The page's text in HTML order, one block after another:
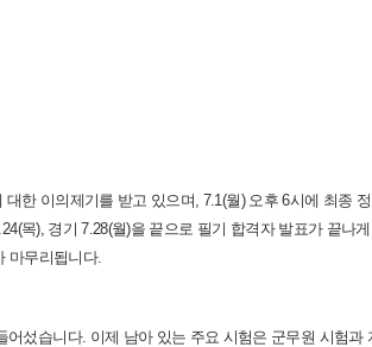
한 이의제기를 받고 있으며, 7.1(월) 오후 6시에 최종
목), 경기 7.28(월)을 끝으로 필기 합격자 발표가 끝나
마무리됩니다.
섰습니다. 이제 남아 있는 주요 시험은 군무원 시험